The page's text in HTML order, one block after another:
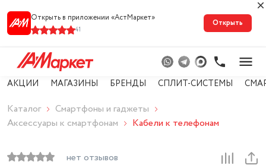
Открыть в приложении «АстМарке‪т‬»
41
Открыть
АКЦИИ МАГАЗИНЫ БРЕНДЫ СПЛИТ-СИСТЕМЫ
Каталог
Смартфоны и гаджеты
Аксессуары к смартфонам
Кабели к телефонам
нет отзывов